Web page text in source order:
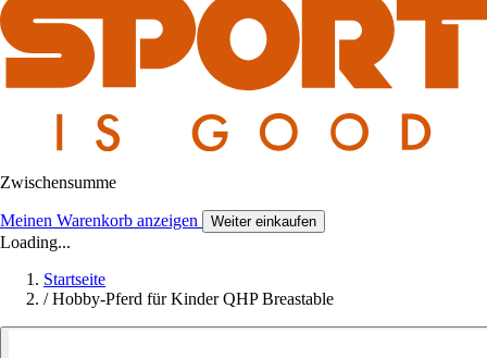
Zwischensumme
Meinen Warenkorb anzeigen Weiter einkaufen
Loading...
Startseite
/ Hobby-Pferd für Kinder QHP Breastable